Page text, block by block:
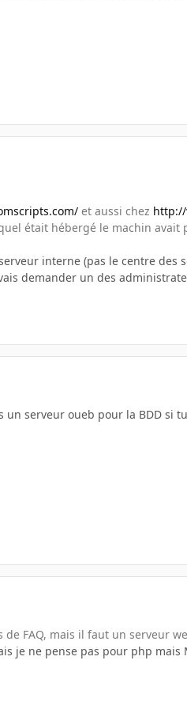
et aussi chez
était hébergé le machin avait
interne (pas le centre
demander un des
un serveur oueb pour la BDD si
FAQ, mais il faut un serveur
je ne pense pas pour php mais